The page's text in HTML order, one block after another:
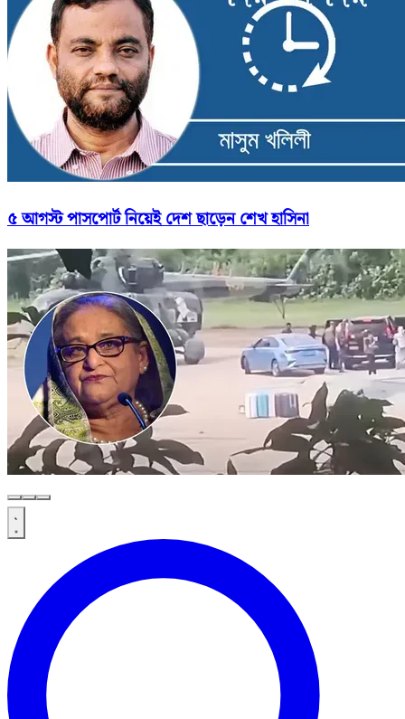
৫ আগস্ট পাসপোর্ট নিয়েই দেশ ছাড়েন শেখ হাসিনা